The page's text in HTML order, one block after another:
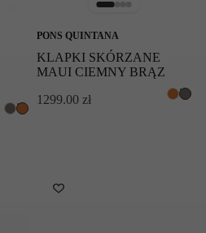
PONS QUINTANA
KLAPKI SKÓRZANE
MAUI CIEMNY BRĄZ
1299.00 zł